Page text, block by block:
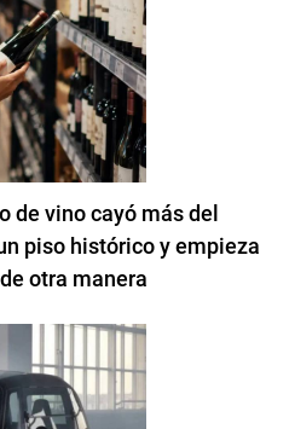
de vino cayó más del
piso histórico y empieza
otra manera